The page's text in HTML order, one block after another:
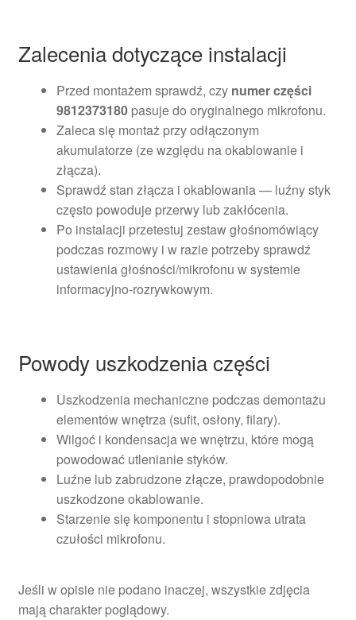
Zalecenia dotyczące instalacji
Przed montażem sprawdź, czy numer części
9812373180pasuje do oryginalnego mikrofonu.
Zaleca się montaż przy odłączonym
akumulatorze (ze względu na okablowanie i
złącza).
Sprawdź stan złącza i okablowania — luźny styk
często powoduje przerwy lub zakłócenia.
Po instalacji przetestuj zestaw głośnomówiący
podczas rozmowy i w razie potrzeby sprawdź
ustawienia głośności/mikrofonu w systemie
informacyjno-rozrywkowym.
Powody uszkodzenia części
Uszkodzenia mechaniczne podczas demontażu
elementów wnętrza (sufit, osłony, filary).
Wilgoć i kondensacja we wnętrzu, które mogą
powodować utlenianie styków.
Luźne lub zabrudzone złącze, prawdopodobnie
uszkodzone okablowanie.
Starzenie się komponentu i stopniowa utrata
czułości mikrofonu.
Jeśli w opisie nie podano inaczej, wszystkie zdjęcia
mają charakter poglądowy.